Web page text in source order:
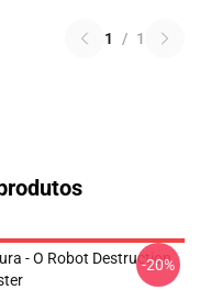
1 / 1
- O Robot Destruction
-20%